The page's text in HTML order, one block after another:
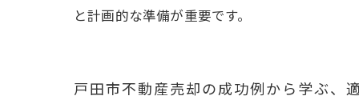
と計画的な準備が重要です。
戸田市不動産売却の成功例から学ぶ、